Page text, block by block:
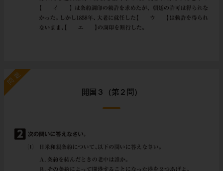
問題
開国３（第２問）